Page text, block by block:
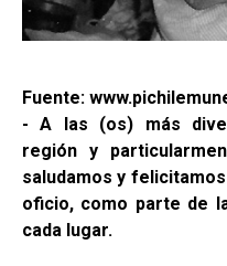
Fuente:
- A las (os) más
región y
saludamos y
oficio, como parte de
cada lugar.